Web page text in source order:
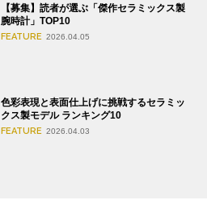
【募集】読者が選ぶ「傑作セラミックス製
腕時計」TOP10
FEATURE 2026.04.05
色彩表現と表面仕上げに挑戦するセラミッ
クス製モデル ランキング10
FEATURE 2026.04.03